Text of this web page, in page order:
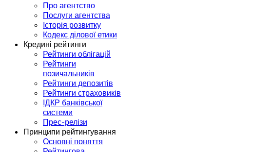
Про агентство
Послуги агентства
Історія розвитку
Кодекс ділової етики
Кредині рейтинги
Рейтинги облігацій
Рейтинги
позичальників
Рейтинги депозитів
Рейтинги страховиків
ІДКР банківської
системи
Прес-релізи
Принципи рейтингування
Основні поняття